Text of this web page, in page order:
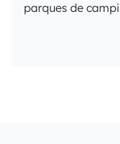
parques de